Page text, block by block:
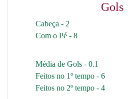
Gols
Cabeça - 2
Com o Pé - 8
Média de Gols - 0.1
Feitos no 1º tempo - 6
Feitos no 2º tempo - 4